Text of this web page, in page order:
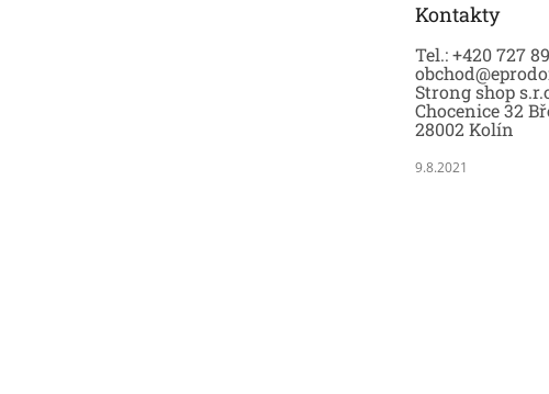
Kontakty
Tel.: +420 727
Strong shop
Chocenice 32
28002 Kolín
9.8.2021